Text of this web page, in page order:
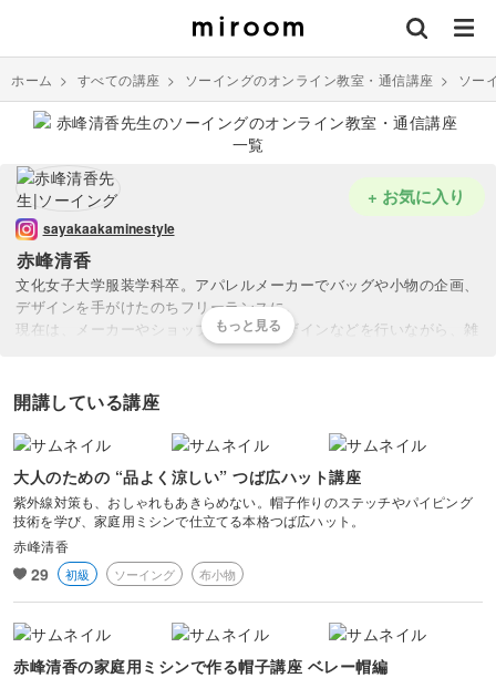
ホーム > すべての講座 > ソーイングのオンライン教室・通信講座 > ソー
赤峰清香
sayakaakaminestyle
文化女子大学服装学科卒。アパレルメーカーでバッグや小物の企画、
デザインを手がけたのちフリーランスに。
現在は、メーカーやショップの企画、デザインなどを行いながら、雑
誌や書籍への作品提供、ワークショップやヴォーグ学園東京校、横浜
著書『仕立て方が身に付く手作りバッグ練習帖』（ブティック社）、
『きれいに作れる帽子』（主婦と生活社）など多数。
+ お気に入り
開講している講座
大人のための “品よく涼しい” つば広ハット講座
紫外線対策も、おしゃれもあきらめない。帽子作りのステッチやパイピング
技術を学び、家庭用ミシンで仕立てる本格つば広ハット。
赤峰清香
29 初級 ソーイング 布小物
赤峰清香の家庭用ミシンで作る帽子講座 ベレー帽編